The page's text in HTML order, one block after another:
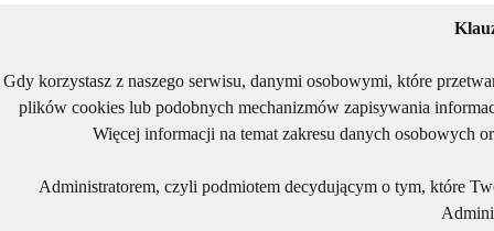
Gdy korzystasz z naszego serwisu, danymi osobowymi, które
plików cookies lub podobnych mechanizmów zapisywania
Więcej informacji na temat zakresu danych osobowych
Administratorem, czyli podmiotem decydującym o tym, które